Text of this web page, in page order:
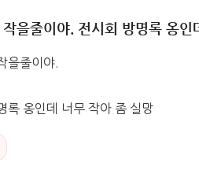
을줄이야. 전시회 방명록 옹인
을줄이야.
록 옹인데 너무 작아 좀 실망